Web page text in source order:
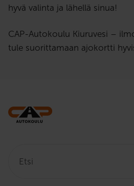
hyvä valinta ja lähellä sinua!
CAP-Autokoulu Kiuruvesi –
tule suorittamaan ajokortti